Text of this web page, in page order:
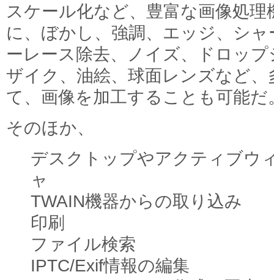
スケール化など、豊富な画像処
に、ぼかし、強調、エッジ、シ
ーレース除去、ノイズ、ドロッ
ザイク、油絵、球面レンズなど
て、画像を加工することも可能だ
そのほか、
デスクトップやアクティブウ
ャ
TWAIN機器からの取り込み
印刷
ファイル検索
IPTC/Exif情報の編集